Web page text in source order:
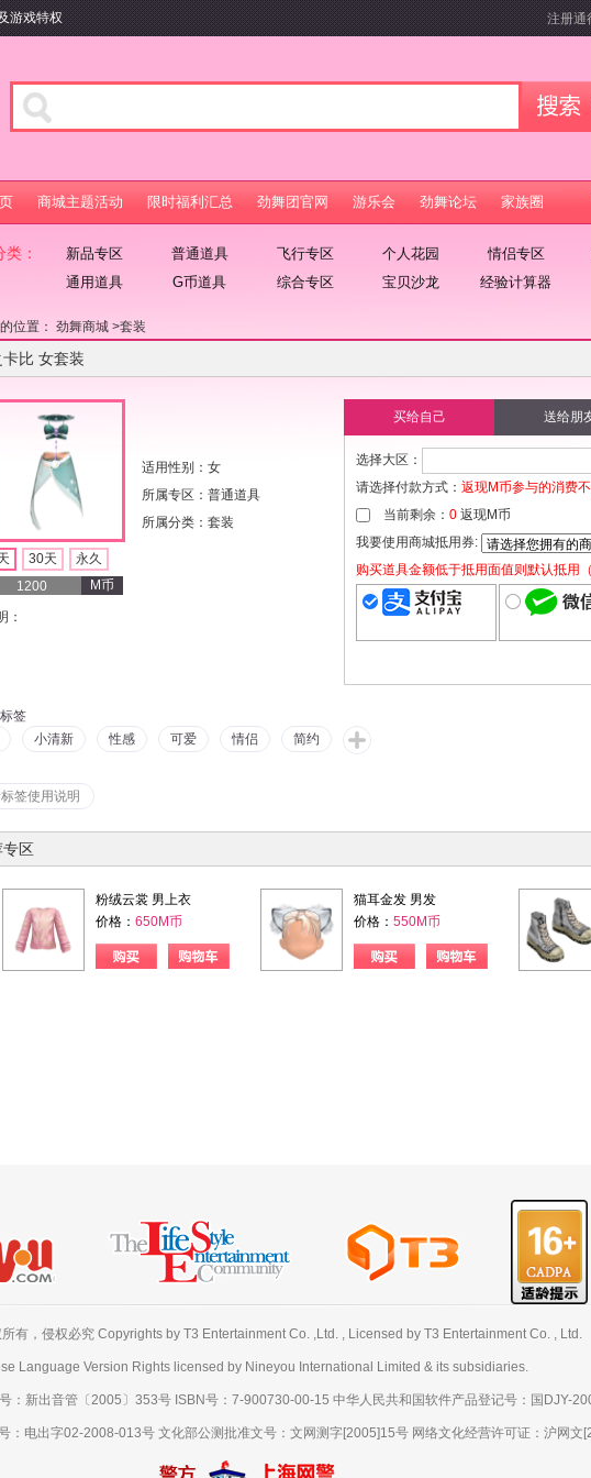
戏特权 注册通
商城主题活动 限时福利汇总 劲舞团官网 游乐会 劲舞论坛 家族圈
： 新品专区 普通道具 飞行专区 个人花园 情侣专区
通用道具
G币道具 综合专区 宝贝沙龙 经验计算器
位置： 劲舞商城 >套装
比 女套装
30天
永久
M币
1200
适用性别：女
所属专区：普通道具
所属分类：套装
：
买给自己 送给朋
选择大区：
请选择付款方式： 返现M币参与的消费
当前剩余： 0 返现M币
我要使用商城抵用券:
购买道具金额低于抵用面值则默认抵用（
签
小清新 性感 可爱 情侣 简约
签使用说明
专区
粉绒云裳 男上衣
价格： 650M币
猫耳金发 男发
价格： 550M币
购物车 购物车 购物车
有，侵权必究 Copyrights by T3 Entertainment Co. ,Ltd. , Licensed by T3 Entertainment Co. , Ltd.
Language Version Rights licensed by Nineyou International Limited & its subsidiaries.
：新出音管〔2005〕353号 ISBN号：7-900730-00-15 中华人民共和国软件产品登记号：国DJY-
：电出字02-2008-013号 文化部公测批准文号：文网测字[2005]15号 网络文化经营许可证：沪网文